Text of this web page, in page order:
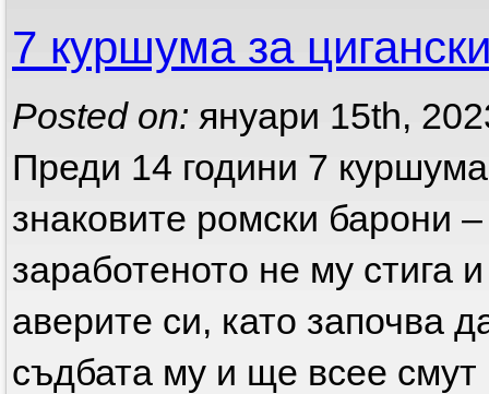
7 куршума за
Posted on: януари 15th,
Преди 14 години 7
знаковите ромски барони
заработеното не му стига
аверите си, като започва
съдбата му и ще всее